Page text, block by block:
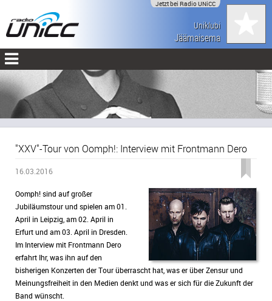
Jetzt bei Radio UNiCC
Uniklubi
Jäämaisema
"XXV"-Tour von Oomph!: Interview mit Frontmann Dero
16.03.2016
Oomph! sind auf großer
Jubiläumstour und spielen am 01.
April in Leipzig, am 02. April in
Erfurt und am 03. April in Dresden.
Im Interview mit Frontmann Dero
erfahrt Ihr, was ihn auf den
bisherigen Konzerten der Tour überrascht hat, was er über Zensur und
Meinungsfreiheit in den Medien denkt und was er sich für die Zukunft der
Band wünscht.